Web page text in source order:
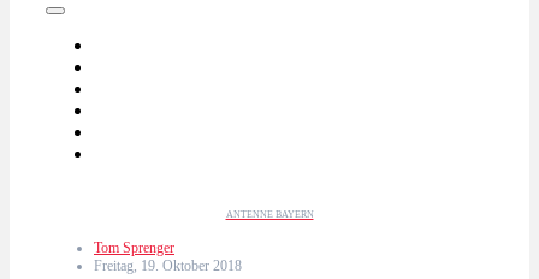
ANTENNE BAYERN
Tom Sprenger
Freitag, 19. Oktober 2018